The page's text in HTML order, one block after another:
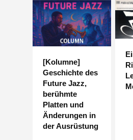
[Kolumne]
Geschichte des
Future Jazz,
berühmte
Platten und
Änderungen in
der Ausrüstung